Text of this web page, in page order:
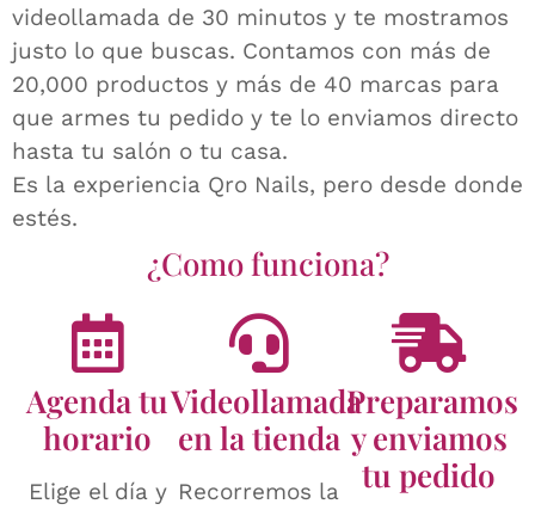
videollamada de 30 minutos y te mostramos
justo lo que buscas. Contamos con más de
20,000 productos y más de 40 marcas para
que armes tu pedido y te lo enviamos directo
hasta tu salón o tu casa.
Es la experiencia Qro Nails, pero desde donde
estés.
¿Como funciona?
Agenda tu
horario
Elige el día y
Videollamada
en la tienda
Recorremos la
Preparamos
y enviamos
tu pedido